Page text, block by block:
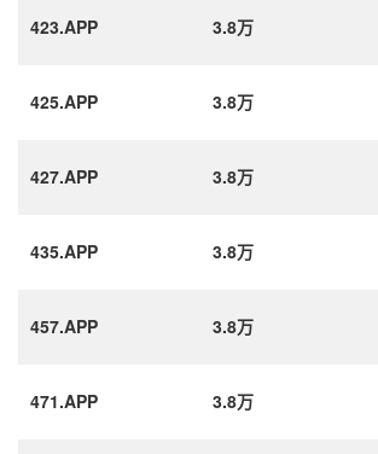
423.APP 3.8万
425.APP 3.8万
427.APP 3.8万
435.APP 3.8万
457.APP 3.8万
471.APP 3.8万